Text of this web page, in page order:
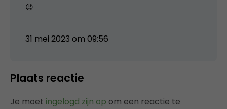
😉
31 mei 2023 om 09:56
Plaats reactie
Je moet ingelogd zijn op om een reactie te